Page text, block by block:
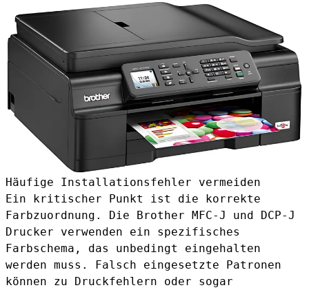
Häufige Installationsfehler vermeiden
Ein kritischer Punkt ist die korrekte
Farbzuordnung. Die Brother MFC-J und DCP-J
Drucker verwenden ein spezifisches
Farbschema, das unbedingt eingehalten
werden muss. Falsch eingesetzte Patronen
können zu Druckfehlern oder sogar